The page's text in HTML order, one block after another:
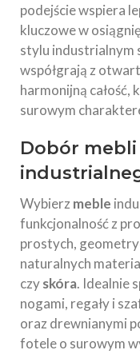
podejście wspiera
kluczowe w
stylu industrialnym
współgrają z
harmonijną
surowym
Dobór
Wybierz meble
funkcjonalność z
prostych,
naturalnych
czyskóra. Idealnie
nogami, regały i
oraz drewnianymi
fotele o surowym